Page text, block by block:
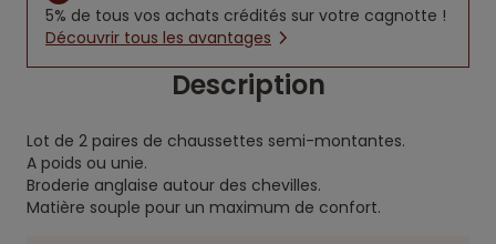
5% de tous vos achats crédités sur votre cagnotte !
Découvrir tous les avantages
Description
Lot de 2 paires de chaussettes semi-montantes.
A poids ou unie.
Broderie anglaise autour des chevilles.
Matière souple pour un maximum de confort.